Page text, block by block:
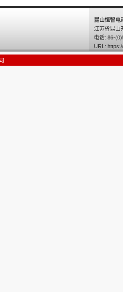
昆山恒智电
江苏省昆山
电话: 86-
URL: